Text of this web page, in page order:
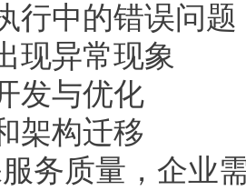
中的错误问题
异常现象
与优化
构迁移
质量，企业需